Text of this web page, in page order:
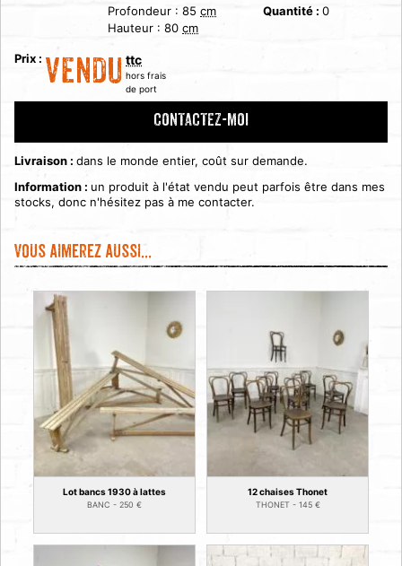
Profondeur : 85 cm
Hauteur : 80 cm
Quantité :0
Prix : VENDU ttc
hors frais
de port
CONTACTEZ-MOI
Livraison : dans le monde entier, coût sur demande.
Information : un produit à l'état vendu peut parfois être dans mes
stocks, donc n'hésitez pas à me contacter.
Vous aimerez aussi...
Lot bancs 1930 à lattes
BANC - 250 €
12 chaises Thonet
THONET - 145 €